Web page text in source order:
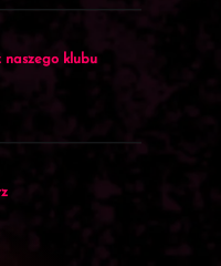
naszego klubu